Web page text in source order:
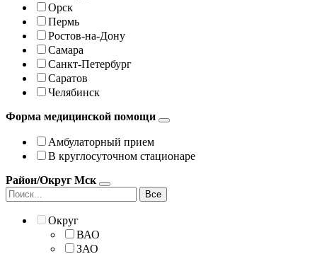
Орск
Пермь
Ростов-на-Дону
Самара
Санкт-Петербург
Саратов
Челябинск
Форма медицинской помощи
Амбулаторный прием
В круглосуточном стационаре
Район/Округ Мск
Все
Округ
ВАО
ЗАО